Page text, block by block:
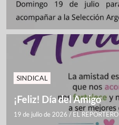
SINDICAL
¡Feliz! Día del Amigo
19 de julio de 2026 / EL REPORTERO